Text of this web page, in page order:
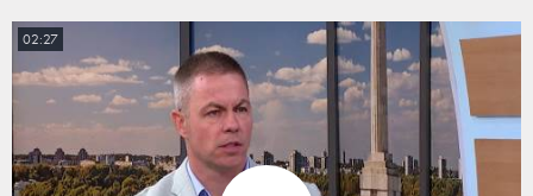
02:27